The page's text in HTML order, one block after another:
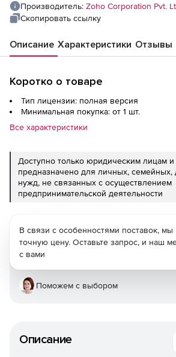
Производитель: Zoho Corporation Pvt.
Скопировать ссылку
Описание Характеристики Отзывы
Коротко о товаре
Тип лицензии: полная версия
Минимальная покупка: от 1 шт.
Все характеристики
Доступно только юридическим лицам
предназначено для личных,
нужд, не связанных с осуществлением
предпринимательской деятельности
Описание
В связи с особенностями поставок,
точную цену. Оставьте запрос, и наш
с вами
Поможем с выбором